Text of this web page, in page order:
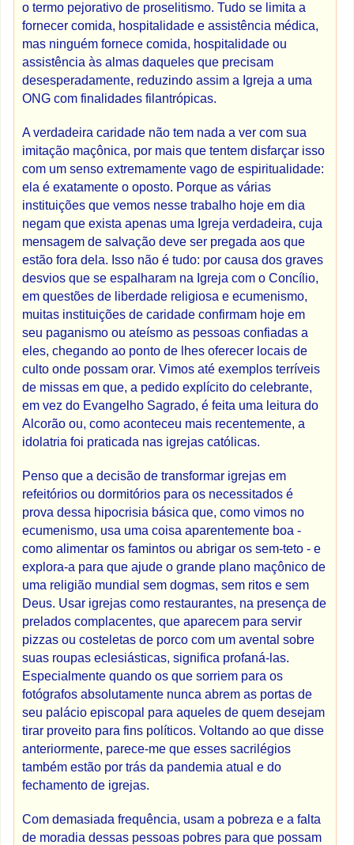
o termo pejorativo de proselitismo. Tudo se limita a
fornecer comida, hospitalidade e assistência médica,
mas ninguém fornece comida, hospitalidade ou
assistência às almas daqueles que precisam
desesperadamente, reduzindo assim a Igreja a uma
ONG com finalidades filantrópicas.
A verdadeira caridade não tem nada a ver com sua
imitação maçônica, por mais que tentem disfarçar isso
com um senso extremamente vago de espiritualidade:
ela é exatamente o oposto. Porque as várias
instituições que vemos nesse trabalho hoje em dia
negam que exista apenas uma Igreja verdadeira, cuja
mensagem de salvação deve ser pregada aos que
estão fora dela. Isso não é tudo: por causa dos graves
desvios que se espalharam na Igreja com o Concílio,
em questões de liberdade religiosa e ecumenismo,
muitas instituições de caridade confirmam hoje em
seu paganismo ou ateísmo as pessoas confiadas a
eles, chegando ao ponto de lhes oferecer locais de
culto onde possam orar. Vimos até exemplos terríveis
de missas em que, a pedido explícito do celebrante,
em vez do Evangelho Sagrado, é feita uma leitura do
Alcorão ou, como aconteceu mais recentemente, a
idolatria foi praticada nas igrejas católicas.
Penso que a decisão de transformar igrejas em
refeitórios ou dormitórios para os necessitados é
prova dessa hipocrisia básica que, como vimos no
ecumenismo, usa uma coisa aparentemente boa -
como alimentar os famintos ou abrigar os sem-teto - e
explora-a para que ajude o grande plano maçônico de
uma religião mundial sem dogmas, sem ritos e sem
Deus. Usar igrejas como restaurantes, na presença de
prelados complacentes, que aparecem para servir
pizzas ou costeletas de porco com um avental sobre
suas roupas eclesiásticas, significa profaná-las.
Especialmente quando os que sorriem para os
fotógrafos absolutamente nunca abrem as portas de
seu palácio episcopal para aqueles de quem desejam
tirar proveito para fins políticos. Voltando ao que disse
anteriormente, parece-me que esses sacrilégios
também estão por trás da pandemia atual e do
fechamento de igrejas.
Com demasiada frequência, usam a pobreza e a falta
de moradia dessas pessoas pobres para que possam